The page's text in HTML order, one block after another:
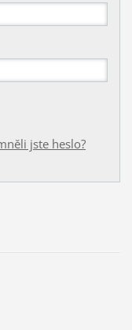
jste heslo?